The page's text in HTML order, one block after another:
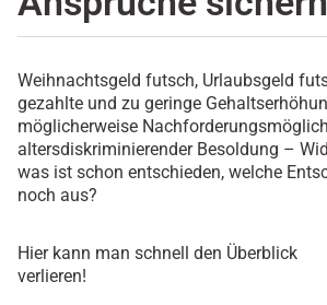
Weihnachtsgeld futsch, Urlaubsgeld
gezahlte und zu geringe
möglicherweise
altersdiskriminierender Besoldung –
was ist schon entschieden, welche
noch aus?
Hier kann man schnell den Überblick
verlieren!